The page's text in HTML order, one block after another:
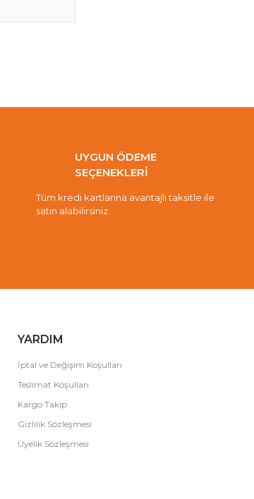
UYGUN ÖDEME
SEÇENEKLERİ
Tüm kredi kartlarına avantajlı taksitle ile
satın alabilirsiniz.
YARDIM
İptal ve Değişim Koşulları
Teslimat Koşulları
Kargo Takip
Gizlilik Sözleşmesi
Üyelik Sözleşmesi